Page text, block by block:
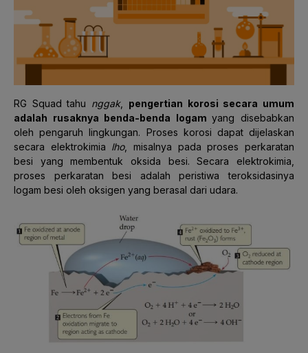
RG Squad tahu nggak, pengertian korosi secara umum
adalah rusaknya benda-benda logamyang disebabkan
oleh pengaruh lingkungan. Proses korosi dapat dijelaskan
secara elektrokimia lho, misalnya pada proses perkaratan
besi yang membentuk oksida besi. Secara elektrokimia,
proses perkaratan besi adalah peristiwa teroksidasinya
logam besi oleh oksigen yang berasal dari udara.